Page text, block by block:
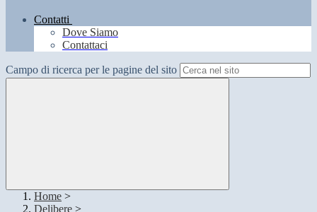
Contatti
Dove Siamo
Contattaci
Campo di ricerca per le pagine del sito
Home >
Delibere >